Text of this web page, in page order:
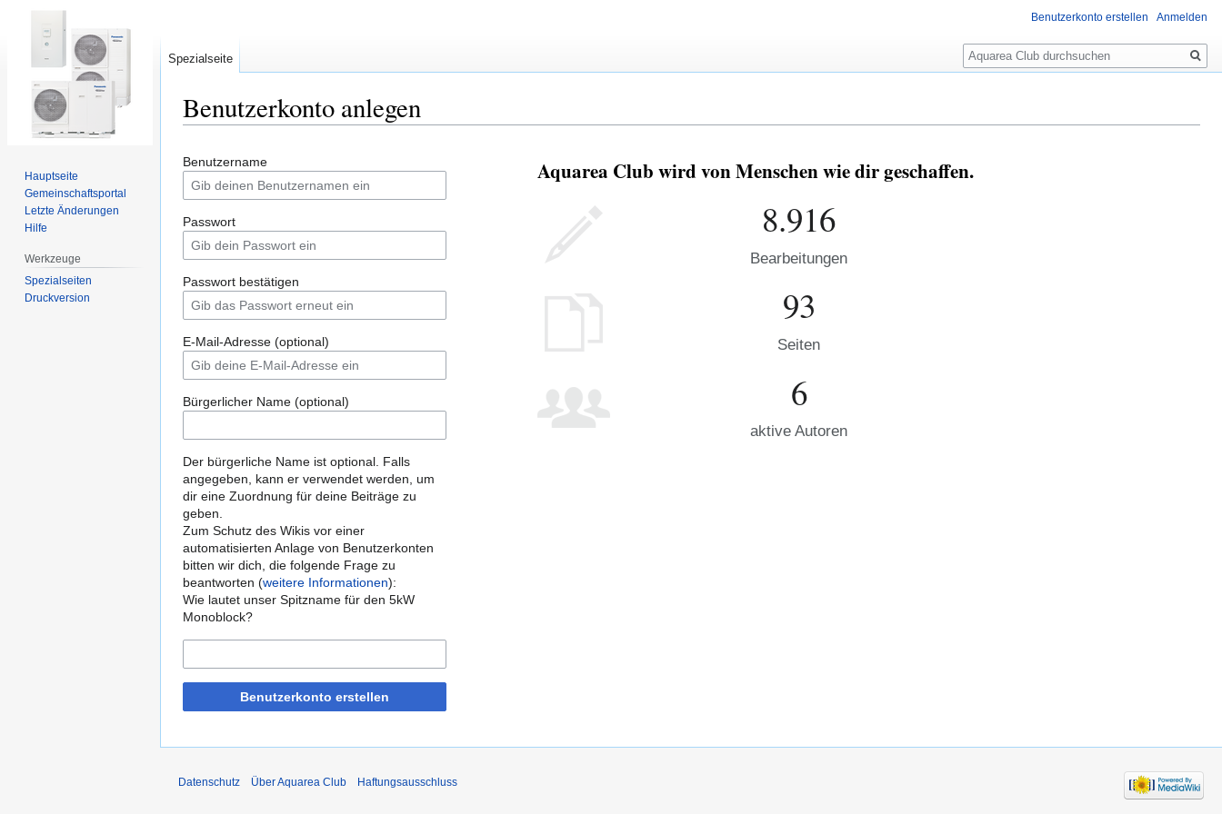
Benutzerkonto anlegen
Navigation
springen
Suche
springen
Benutzername
Passwort
Passwort bestätigen
E-Mail-Adresse (optional)
Bürgerlicher Name (optional)
Der bürgerliche Name ist optional. Falls
angegeben, kann er verwendet werden, um
dir eine Zuordnung für deine Beiträge zu
geben.
Zum Schutz des Wikis vor einer
automatisierten Anlage von Benutzerkonten
bitten wir dich, die folgende Frage zu
beantworten (weitere Informationen):
Wie lautet unser Spitzname für den 5kW
Monoblock?
Benutzerkonto erstellen
Aquarea Club wird von Menschen wie dir geschaffen.
8.916
Bearbeitungen
93
Seiten
6
aktive Autoren
Benutzerkonto erstellen Anmelden
Spezialseite
Suche
Hauptseite
Gemeinschafts­portal
Letzte Änderungen
Hilfe
Werkzeuge
Spezialseiten
Druckversion
Datenschutz Über Aquarea Club Haftungsausschluss